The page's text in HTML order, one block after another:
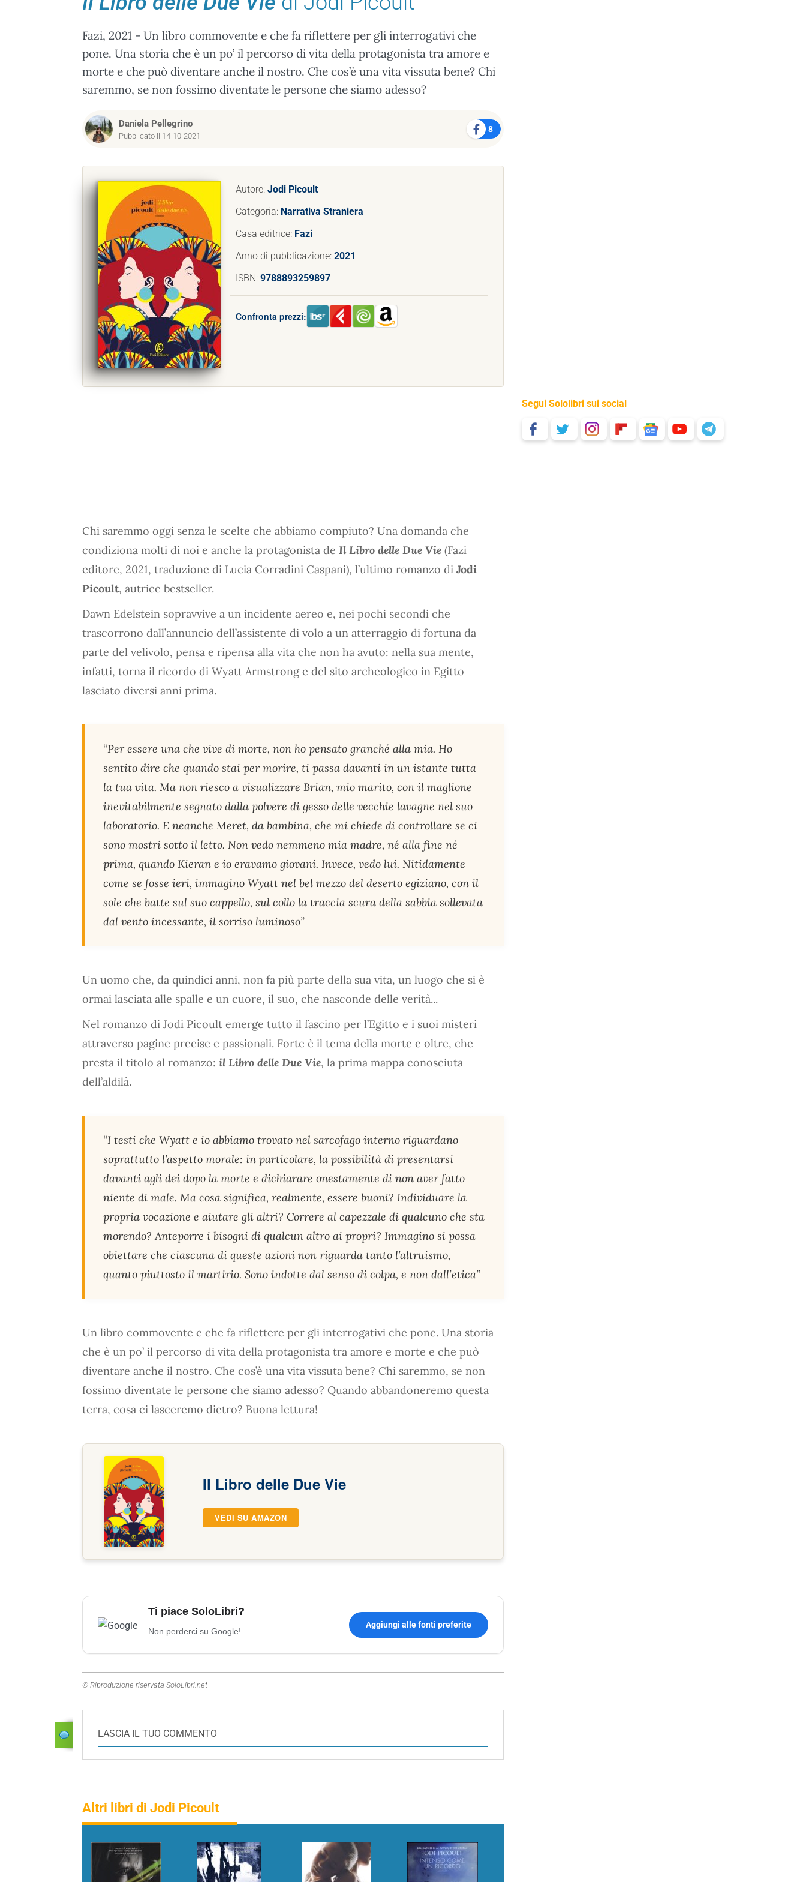
Fazi, 2021 - Un libro commovente e che fa riflettere per gli interrogativi che
pone. Una storia che è un po’ il percorso di vita della protagonista tra amore e
morte e che può diventare anche il nostro. Che cos’è una vita vissuta bene? Chi
saremmo, se non fossimo diventate le persone che siamo adesso?
Daniela Pellegrino
Pubblicato il 14-10-2021
8
Autore: Jodi Picoult
Categoria: Narrativa Straniera
Casa editrice: Fazi
Anno di pubblicazione: 2021
ISBN: 9788893259897
Confronta prezzi:
Chi saremmo oggi senza le scelte che abbiamo compiuto? Una domanda che
condiziona molti di noi e anche la protagonista de Il Libro delle Due Vie (Fazi
editore, 2021, traduzione di Lucia Corradini Caspani), l’ultimo romanzo di Jodi
Picoult, autrice bestseller.
Dawn Edelstein sopravvive a un incidente aereo e, nei pochi secondi che
trascorrono dall’annuncio dell’assistente di volo a un atterraggio di fortuna da
parte del velivolo, pensa e ripensa alla vita che non ha avuto: nella sua mente,
infatti, torna il ricordo di Wyatt Armstrong e del sito archeologico in Egitto
lasciato diversi anni prima.
“Per essere una che vive di morte, non ho pensato granché alla mia. Ho
sentito dire che quando stai per morire, ti passa davanti in un istante tutta
la tua vita. Ma non riesco a visualizzare Brian, mio marito, con il maglione
inevitabilmente segnato dalla polvere di gesso delle vecchie lavagne nel suo
laboratorio. E neanche Meret, da bambina, che mi chiede di controllare se ci
sono mostri sotto il letto. Non vedo nemmeno mia madre, né alla fine né
prima, quando Kieran e io eravamo giovani. Invece, vedo lui. Nitidamente
come se fosse ieri, immagino Wyatt nel bel mezzo del deserto egiziano, con il
sole che batte sul suo cappello, sul collo la traccia scura della sabbia sollevata
dal vento incessante, il sorriso luminoso”
Un uomo che, da quindici anni, non fa più parte della sua vita, un luogo che si è
ormai lasciata alle spalle e un cuore, il suo, che nasconde delle verità...
Nel romanzo di Jodi Picoult emerge tutto il fascino per l’Egitto e i suoi misteri
attraverso pagine precise e passionali. Forte è il tema della morte e oltre, che
presta il titolo al romanzo: il Libro delle Due Vie, la prima mappa conosciuta
dell’aldilà.
“I testi che Wyatt e io abbiamo trovato nel sarcofago interno riguardano
soprattutto l’aspetto morale: in particolare, la possibilità di presentarsi
davanti agli dei dopo la morte e dichiarare onestamente di non aver fatto
niente di male. Ma cosa significa, realmente, essere buoni? Individuare la
propria vocazione e aiutare gli altri? Correre al capezzale di qualcuno che sta
morendo? Anteporre i bisogni di qualcun altro ai propri? Immagino si possa
obiettare che ciascuna di queste azioni non riguarda tanto l’altruismo,
quanto piuttosto il martirio. Sono indotte dal senso di colpa, e non dall’etica”
Un libro commovente e che fa riflettere per gli interrogativi che pone. Una storia
che è un po’ il percorso di vita della protagonista tra amore e morte e che può
diventare anche il nostro. Che cos’è una vita vissuta bene? Chi saremmo, se non
fossimo diventate le persone che siamo adesso? Quando abbandoneremo questa
terra, cosa ci lasceremo dietro? Buona lettura!
Il Libro delle Due Vie
VEDI SU AMAZON
Ti piace SoloLibri?
Non perderci su Google!
Aggiungi alle fonti preferite
© Riproduzione riservata SoloLibri.net
LASCIA IL TUO COMMENTO
Altri libri di Jodi Picoult
Segui Sololibri sui social